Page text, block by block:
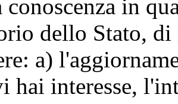
conoscenza in
dello Stato,
a)
hai interesse,